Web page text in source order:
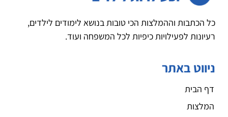
כל הכתבות וההמלצות הכי טובות בנושא לימודים לילדים,
רעיונות לפעילויות כיפיות לכל המשפחה ועוד.
ניווט באתר
דף הבית
המלצות